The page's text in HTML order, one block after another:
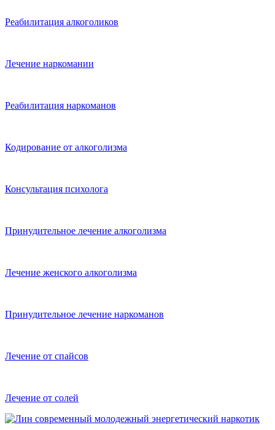
Реабилитация алкоголиков
Лечение наркомании
Реабилитация наркоманов
Кодирование от алкоголизма
Консультация психолога
Принудительное лечение алкоголизма
Лечение женского алкоголизма
Принудительное лечение наркоманов
Лечение от спайсов
Лечение от солей